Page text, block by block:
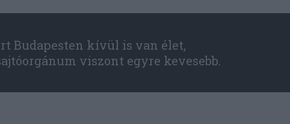
Budapesten kívül is van élet,
viszont egyre kevesebb.